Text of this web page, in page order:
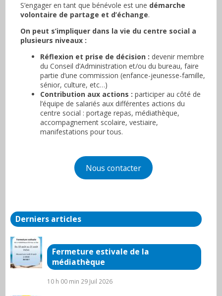
S’engager en tant que bénévole est une démarche
volontaire de partage et d’échange.
On peut s’impliquer dans la vie du centre social a
plusieurs niveaux :
Réflexion et prise de décision : devenir membre
du Conseil d’Administration et/ou du bureau, faire
partie d’une commission (enfance-jeunesse-famille,
sénior, culture, etc…)
Contribution aux actions : participer au côté de
l’équipe de salariés aux différentes actions du
centre social : portage repas, médiathèque,
accompagnement scolaire, vestiaire,
manifestations pour tous.
Nous contacter
Derniers articles
Fermeture estivale de la
médiathèque
10 h 00 min 29 Juil 2026